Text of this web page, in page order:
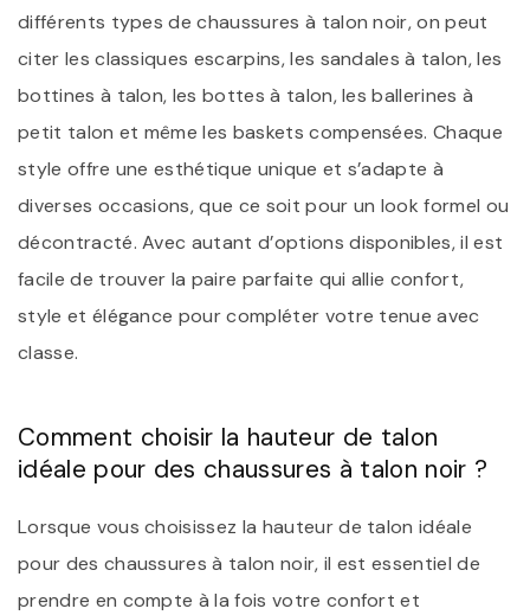
différents types de chaussures à talon noir, on peut
citer les classiques escarpins, les sandales à talon, les
bottines à talon, les bottes à talon, les ballerines à
petit talon et même les baskets compensées. Chaque
style offre une esthétique unique et s’adapte à
diverses occasions, que ce soit pour un look formel ou
décontracté. Avec autant d’options disponibles, il est
facile de trouver la paire parfaite qui allie confort,
style et élégance pour compléter votre tenue avec
classe.
Comment choisir la hauteur de talon
idéale pour des chaussures à talon noir ?
Lorsque vous choisissez la hauteur de talon idéale
pour des chaussures à talon noir, il est essentiel de
prendre en compte à la fois votre confort et